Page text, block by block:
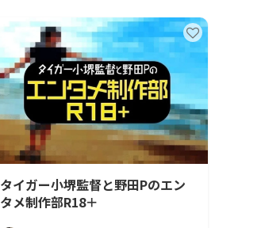
タイガー小堺監督と野田Pのエン
タメ制作部R18＋